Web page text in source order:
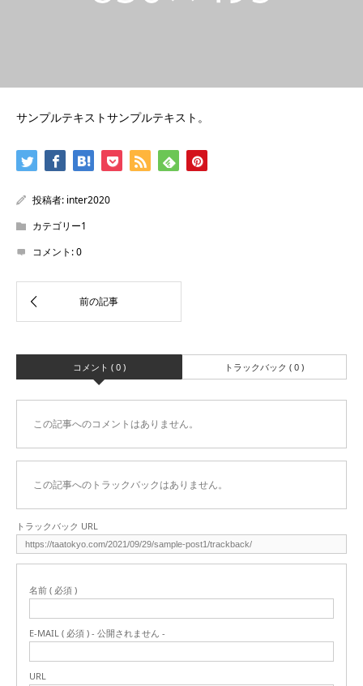
サンプルテキストサンプルテキスト。
投稿者: inter2020
カテゴリー1
コメント:0
コメント ( 0 ) トラックバック ( 0 )
この記事へのコメントはありません。
この記事へのトラックバックはありません。
トラックバック URL
名前 ( 必須 )
E-MAIL ( 必須 ) - 公開されません -
URL